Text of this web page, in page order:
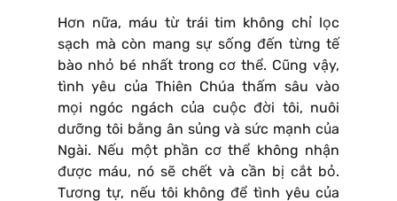
Hơn nữa, máu từ trái tim không chỉ lọc
sạch mà còn mang sự sống đến từng tế
bào nhỏ bé nhất trong cơ thể. Cũng vậy,
tình yêu của Thiên Chúa thấm sâu vào
mọi ngóc ngách của cuộc đời tôi, nuôi
dưỡng tôi bằng ân sủng và sức mạnh của
Ngài. Nếu một phần cơ thể không nhận
được máu, nó sẽ chết và cần bị cắt bỏ.
Tương tự, nếu tôi không để tình yêu của